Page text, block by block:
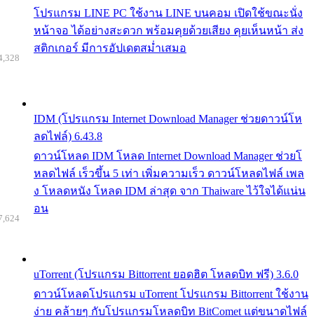
โปรแกรม LINE PC ใช้งาน LINE บนคอม เปิดใช้ขณะนั่ง
หน้าจอ ได้อย่างสะดวก พร้อมคุยด้วยเสียง คุยเห็นหน้า ส่ง
สติกเกอร์ มีการอัปเดตสม่ำเสมอ
IDM (โปรแกรม Internet Download Manager ช่วยดาวน์โห
ลดไฟล์) 6.43.8
ดาวน์โหลด IDM โหลด Internet Download Manager ช่วยโ
หลดไฟล์ เร็วขึ้น 5 เท่า เพิ่มความเร็ว ดาวน์โหลดไฟล์ เพล
ง โหลดหนัง โหลด IDM ล่าสุด จาก Thaiware ไว้ใจได้แน่น
อน
uTorrent (โปรแกรม Bittorrent ยอดฮิต โหลดบิท ฟรี) 3.6.0
ดาวน์โหลดโปรแกรม uTorrent โปรแกรม Bittorrent ใช้งาน
ง่าย คล้ายๆ กับโปรแกรมโหลดบิท BitComet แต่ขนาดไฟล์